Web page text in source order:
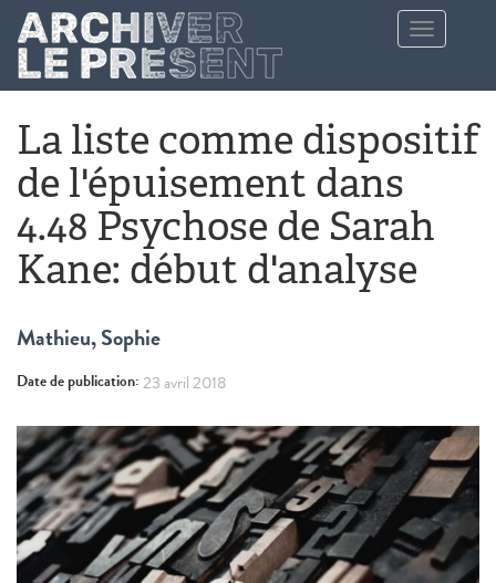
Aller au contenu principal
Toggle
navigation
La liste comme dispositif
de l'épuisement dans
4.48 Psychose de Sarah
Kane: début d'analyse
Mathieu, Sophie
Date de publication:23 avril 2018